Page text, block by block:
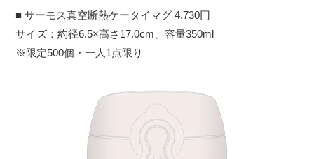
■ サーモス真空断熱ケータイマグ 4,730円
サイズ：約径6.5×高さ17.0cm、容量350ml
※限定500個・一人1点限り